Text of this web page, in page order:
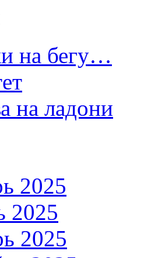
на бегу…
на ладони
2025
2025
2025